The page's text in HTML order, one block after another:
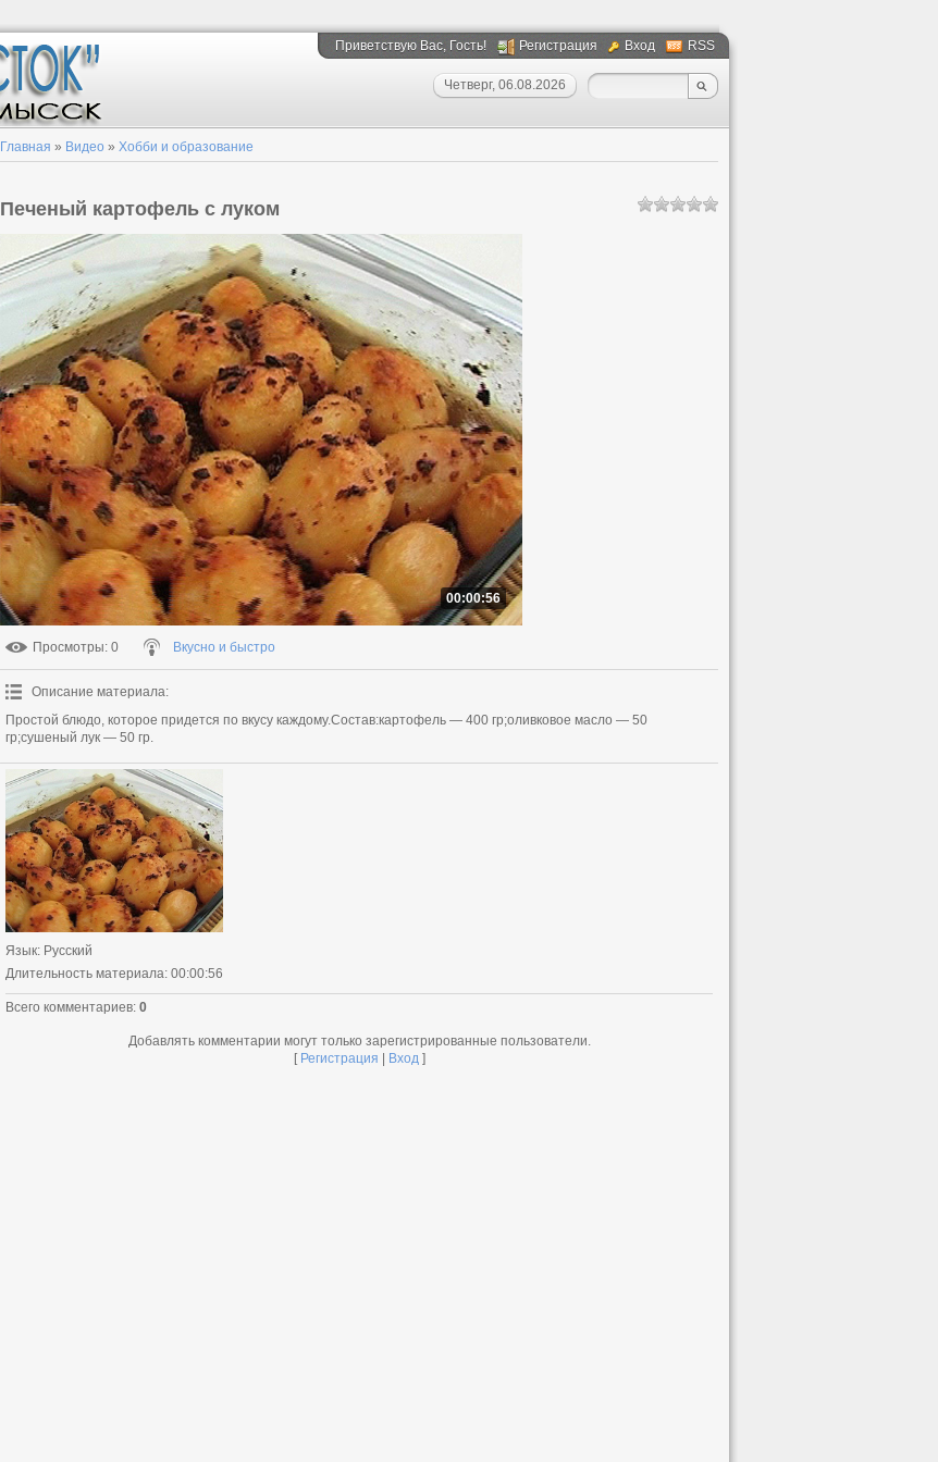
Приветствую Вас, Гость! Регистрация Вход RSS
Четверг, 06.08.2026
Главная » Видео » Хобби и образование
Печеный картофель с луком
00:00:56
Просмотры: 0 Вкусно и быстро
Описание материала:
Простой блюдо, которое придется по вкусу каждому.Состав:картофель — 400 гр;оливковое масло — 50
гр;сушеный лук — 50 гр.
Язык: Русский
Длительность материала: 00:00:56
Всего комментариев: 0
Добавлять комментарии могут только зарегистрированные пользователи.
[ Регистрация Вход]